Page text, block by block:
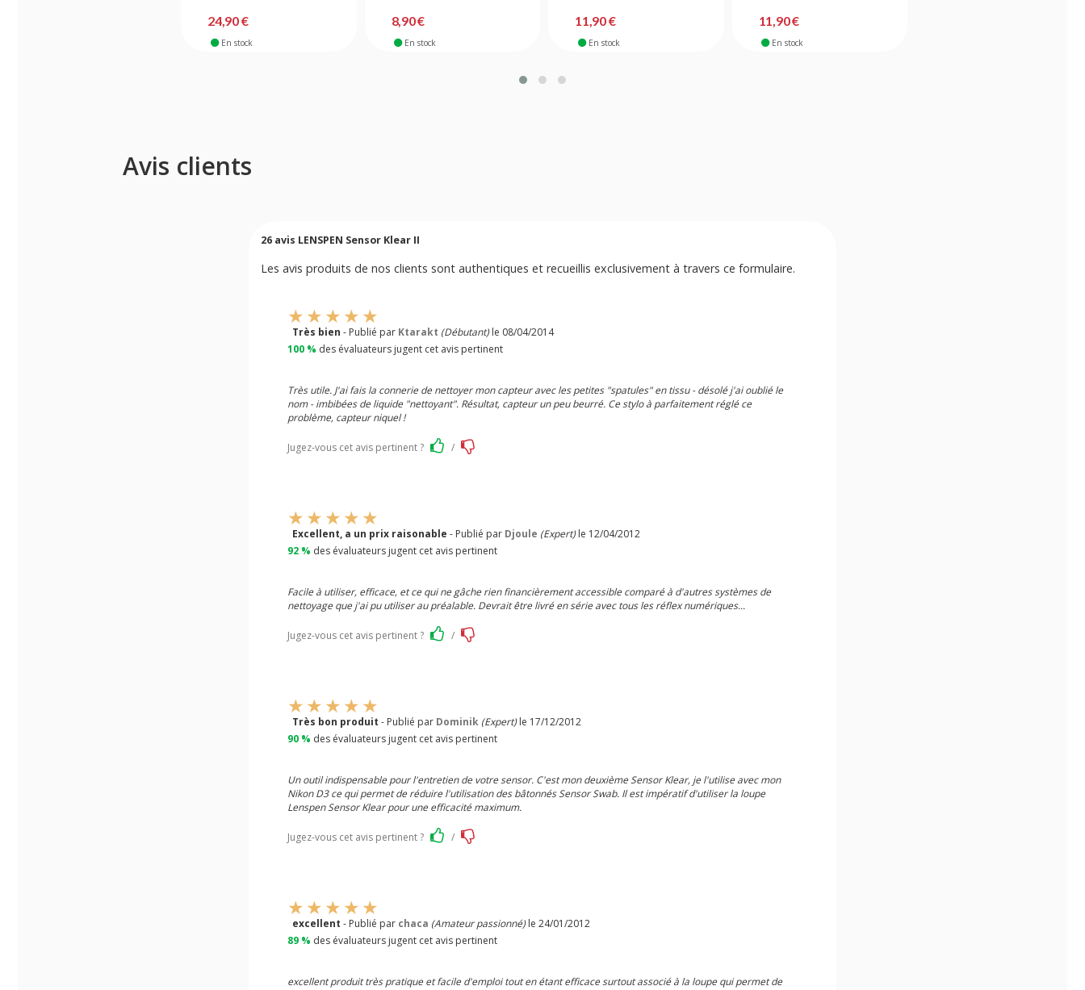
24,90 €
En stock
8,90 €
En stock
11,90 €
En stock
11,90 €
En stock
Avis clients
26 avis LENSPEN Sensor Klear II
Les avis produits de nos clients sont authentiques et recueillis exclusivement à travers ce formulaire.
Très bien - Publié par Ktarakt (Débutant)le 08/04/2014
100 % des évaluateurs jugent cet avis pertinent
Très utile. J'ai fais la connerie de nettoyer mon capteur avec les petites "spatules" en tissu - désolé j'ai oublié le
nom - imbibées de liquide "nettoyant". Résultat, capteur un peu beurré. Ce stylo à parfaitement réglé ce
problème, capteur niquel !
Jugez-vous cet avis pertinent ? /
Excellent, a un prix raisonable - Publié par Djoule (Expert)le 12/04/2012
92 % des évaluateurs jugent cet avis pertinent
Facile à utiliser, efficace, et ce qui ne gâche rien financièrement accessible comparé à d'autres systèmes de
nettoyage que j'ai pu utiliser au préalable. Devrait être livré en série avec tous les réflex numériques...
Jugez-vous cet avis pertinent ? /
Très bon produit - Publié par Dominik (Expert)le 17/12/2012
90 % des évaluateurs jugent cet avis pertinent
Un outil indispensable pour l'entretien de votre sensor. C'est mon deuxième Sensor Klear, je l'utilise avec mon
Nikon D3 ce qui permet de réduire l'utilisation des bâtonnés Sensor Swab. Il est impératif d'utiliser la loupe
Lenspen Sensor Klear pour une efficacité maximum.
Jugez-vous cet avis pertinent ? /
excellent - Publié par chaca (Amateur passionné)le 24/01/2012
89 % des évaluateurs jugent cet avis pertinent
excellent produit très pratique et facile d'emploi tout en étant efficace surtout associé à la loupe qui permet de